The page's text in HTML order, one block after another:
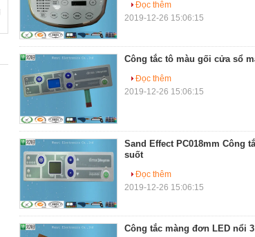
Đọc thêm
2019-12-26 15:06:15
Công tắc tô màu gối cửa sổ
Đọc thêm
2019-12-26 15:06:15
Sand Effect PC018mm Công
suốt
Đọc thêm
2019-12-26 15:06:15
Công tắc màng đơn LED nổi